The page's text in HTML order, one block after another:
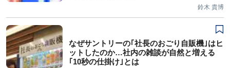
鈴木 貴博
なぜサントリーの｢社長のおごり自販機｣はヒ
ットしたのか…社内の雑談が自然と増える
｢10秒の仕掛け｣とは